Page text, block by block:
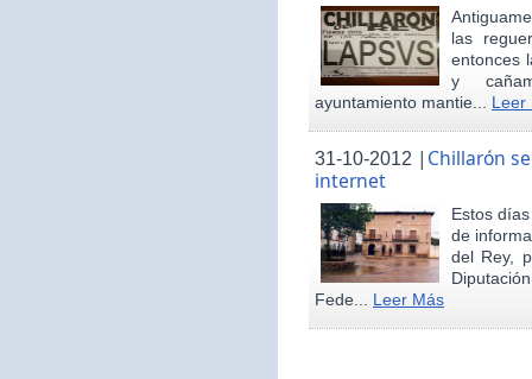
las
entonces
y
ayuntamiento mantie... Leer
31-10-2012 | Chillarón
internet
Estos
de
del Rey,
Fede... Leer Más